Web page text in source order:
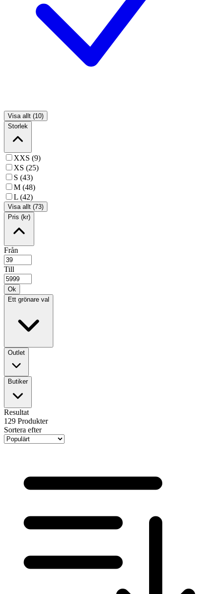
Visa allt (10)
Storlek
XXS (9)
XS (25)
S (43)
M (48)
L (42)
Visa allt (73)
Pris (kr)
Från
Till
Ok
Ett grönare val
Outlet
Butiker
Resultat
129 Produkter
Sortera efter